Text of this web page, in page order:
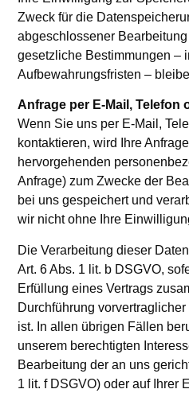
Zweck für die
abgeschlossener
gesetzliche Bestimmungen –
Aufbewahrungsfristen –
Anfrage per E-Mail, Telefon
Wenn Sie uns per E-Mail,
kontaktieren, wird Ihre
hervorgehenden
Anfrage) zum Zwecke der
bei uns gespeichert und
wir nicht ohne Ihre
Die Verarbeitung dieser
Art. 6 Abs. 1 lit. b DSGVO,
Erfüllung eines Vertrags
Durchführung
ist. In allen übrigen Fällen
unserem berechtigten
Bearbeitung der an uns
1 lit. f DSGVO) oder auf Ihrer